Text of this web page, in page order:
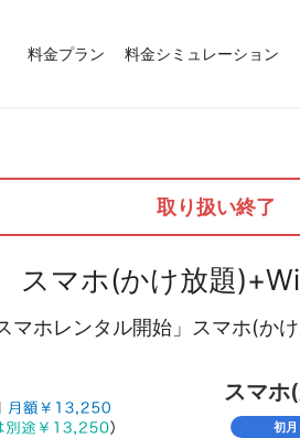
料金プラン 料金シミュレーション
取り扱い終了
スマホ(かけ放題
マホレンタル開始」スマホ(か
スマホ
初月